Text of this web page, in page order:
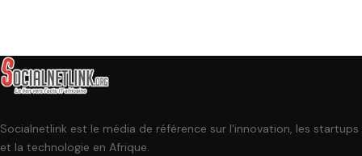
Socialnetlink est le média de référence sur l'innovation, les startups
et la technologie en Afrique.